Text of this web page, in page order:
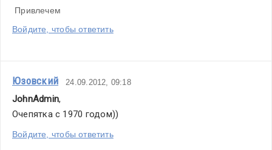
Привлечем
Войдите, чтобы ответить
Юзовский 24.09.2012, 09:18
JohnAdmin,
Очепятка с 1970 годом))
Войдите, чтобы ответить